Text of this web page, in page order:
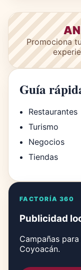
Promociona
Guía
Restaurantes
Turismo
Negocios
Tiendas
FACTORÍA 360
Publicidad
Campañas
Coyoacán.